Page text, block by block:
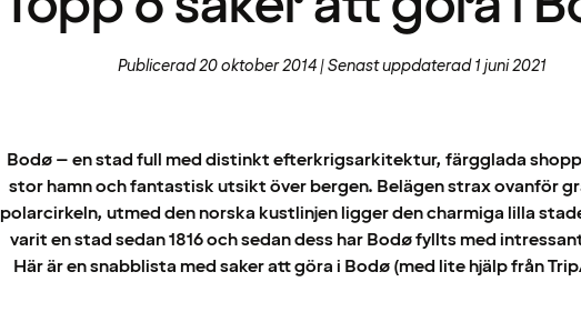
Publicerad 20 oktober 2014 Senast uppdaterad 1 juni 2021
Bodø – en stad full med distinkt efterkrigsarkitektur, färgglada
stor hamn och fantastisk utsikt över bergen. Belägen strax ovanför
polarcirkeln, utmed den norska kustlinjen ligger den charmiga lilla
varit en stad sedan 1816 och sedan dess har Bodø fyllts med
Här är en snabblista med saker att göra i Bodø (med lite hjälp från